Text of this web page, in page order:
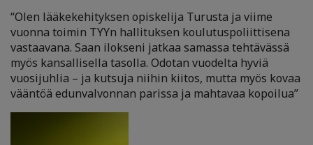
“Olen lääkekehityksen opiskelija Turusta ja viime
vuonna toimin TYYn hallituksen koulutuspoliittisena
vastaavana. Saan ilokseni jatkaa samassa tehtävässä
myös kansallisella tasolla. Odotan vuodelta hyviä
vuosijuhlia – ja kutsuja niihin kiitos, mutta myös kovaa
vääntöä edunvalvonnan parissa ja mahtavaa kopoilua”